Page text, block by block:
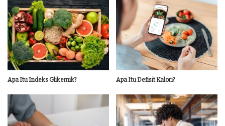
Apa Itu Indeks Glikemik? Apa Itu Defisit Kalori?